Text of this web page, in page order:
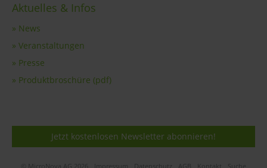
Aktuelles & Infos
» News
» Veranstaltungen
» Presse
» Produktbroschüre (pdf)
Jetzt kostenlosen Newsletter abonnieren!
© MicroNova AG 2026 Impressum Datenschutz AGB Kontakt Suche